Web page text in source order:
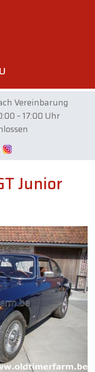
Vereinbarung
– 17:00 Uhr
Junior